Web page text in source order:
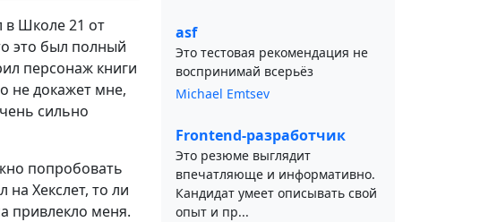
Школе 21 от
это был полный
персонаж книги
не докажет мне,
сильно
попробовать
Хекслет, то ли
привлекло меня.
asf
Это тестовая рекомендация не
воспринимай всерьёз
Michael Emtsev
Frontend-разработчик
Это резюме выглядит
впечатляюще и информативно.
Кандидат умеет описывать свой
опыт и пр...